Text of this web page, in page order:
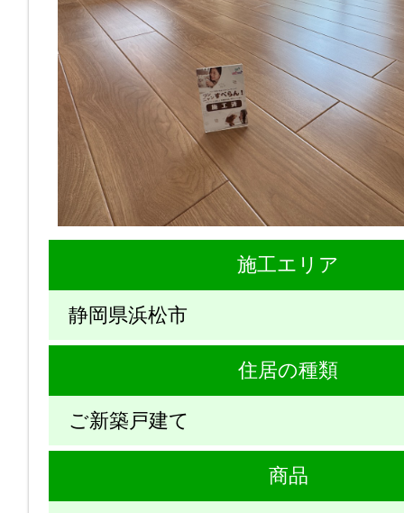
施工エリア
静岡県浜松市
住居の種類
ご新築戸建て
商品